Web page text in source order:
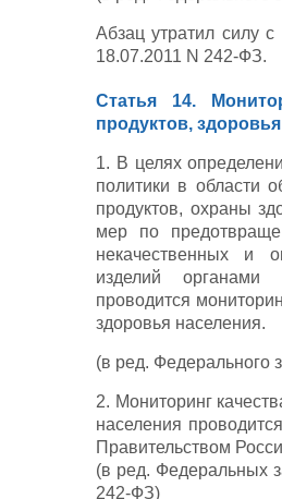
Абзац утратил силу
18.07.2011 N 242-ФЗ.
Статья 14.
продуктов,
1. В целях
политики в области
продуктов, охраны
мер по
некачественных и
изделий органами
проводится
здоровья населения.
(в ред. Федерального
2. Мониторинг
населения
Правительством
(в ред. Федеральных
242-ФЗ)